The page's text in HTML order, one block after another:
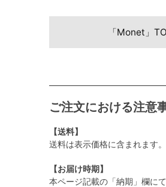
「Monet」
ご注文における注意
【送料】
送料は表示価格に含まれます
【お届け時期】
本ページ記載の「納期」欄に